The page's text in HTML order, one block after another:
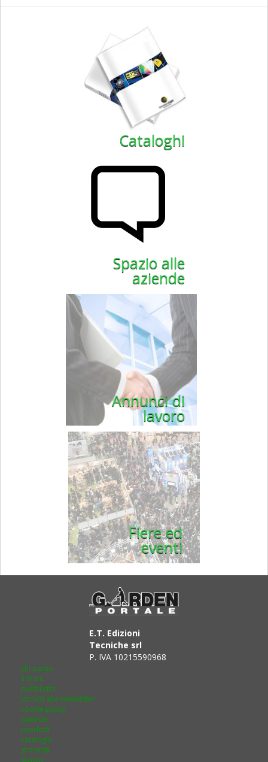
Cataloghi
Spazio alle
aziende
Annunci di
lavoro
Fiere ed
eventi
E.T. Edizioni
Tecniche srl
P. IVA 10215590968
chi siamo
il team
pubblicita'
iscriviti alla newsletter
cookie policy
aziende
prodotti
cataloghi
grossisti